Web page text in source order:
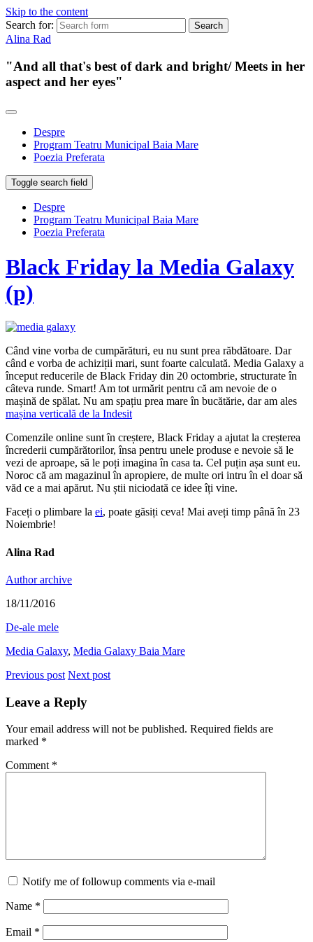
Skip to the content
Search for:
Alina Rad
"And all that's best of dark and bright/ Meets in her
aspect and her eyes"
Despre
Program Teatru Municipal Baia Mare
Poezia Preferata
Toggle search field
Despre
Program Teatru Municipal Baia Mare
Poezia Preferata
Black Friday la Media Galaxy
(p)
Când vine vorba de cumpărături, eu nu sunt prea răbdătoare. Dar
când e vorba de achiziții mari, sunt foarte calculată. Media Galaxy a
început reducerile de Black Friday din 20 octombrie, structurate în
câteva runde. Smart! Am tot urmărit pentru că am nevoie de o
mașină de spălat. Nu am spațiu prea mare în bucătărie, dar am ales
mașina verticală de la Indesit
Comenzile online sunt în creștere, Black Friday a ajutat la creșterea
încrederii cumpărătorilor, însa pentru unele produse e nevoie să le
vezi de aproape, să le poți imagina în casa ta. Cel puțin așa sunt eu.
Noroc că am magazinul în apropiere, de multe ori intru în el doar să
văd ce a mai apărut. Nu știi niciodată ce idee îți vine.
Faceți o plimbare la ei, poate găsiți ceva! Mai aveți timp până în 23
Noiembrie!
Alina Rad
Author archive
18/11/2016
De-ale mele
Media Galaxy, Media Galaxy Baia Mare
Previous post Next post
Leave a Reply
Your email address will not be published. Required fields are
marked *
Comment *
Notify me of followup comments via e-mail
Name *
Email *